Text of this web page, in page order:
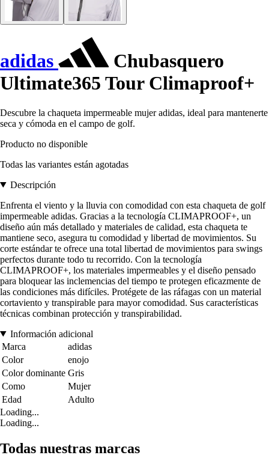
adidas
Chubasquero
Ultimate365 Tour Climaproof+
Descubre la chaqueta impermeable mujer adidas, ideal para mantenerte
seca y cómoda en el campo de golf.
Producto no disponible
Todas las variantes están agotadas
Descripción
Enfrenta el viento y la lluvia con comodidad con esta chaqueta de golf
impermeable adidas. Gracias a la tecnología CLIMAPROOF+, un
diseño aún más detallado y materiales de calidad, esta chaqueta te
mantiene seco, asegura tu comodidad y libertad de movimientos. Su
corte estándar te ofrece una total libertad de movimientos para swings
perfectos durante todo tu recorrido. Con la tecnología
CLIMAPROOF+, los materiales impermeables y el diseño pensado
para bloquear las inclemencias del tiempo te protegen eficazmente de
las condiciones más difíciles. Protégete de las ráfagas con un material
cortaviento y transpirable para mayor comodidad. Sus características
técnicas combinan protección y transpirabilidad.
Información adicional
Marca
adidas
Color
enojo
Color dominante Gris
Como
Mujer
Edad
Adulto
Loading...
Loading...
Todas nuestras marcas